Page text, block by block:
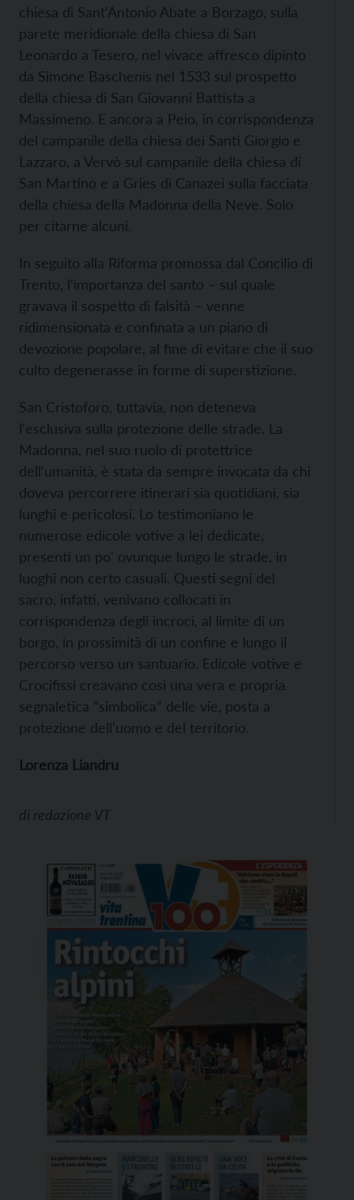
chiesa di Sant'Antonio Abate a Borzago, sulla
parete meridionale della chiesa di San
Leonardo a Tesero, nel vivace affresco dipinto
da Simone Baschenis nel 1533 sul prospetto
della chiesa di San Giovanni Battista a
Massimeno. E ancora a Peio, in corrispondenza
del campanile della chiesa dei Santi Giorgio e
Lazzaro, a Vervò sul campanile della chiesa di
San Martino e a Gries di Canazei sulla facciata
della chiesa della Madonna della Neve. Solo
per citarne alcuni.
In seguito alla Riforma promossa dal Concilio di
Trento, l'importanza del santo – sul quale
gravava il sospetto di falsità – venne
ridimensionata e confinata a un piano di
devozione popolare, al fine di evitare che il suo
culto degenerasse in forme di superstizione.
San Cristoforo, tuttavia, non deteneva
l'esclusiva sulla protezione delle strade. La
Madonna, nel suo ruolo di protettrice
dell'umanità, è stata da sempre invocata da chi
doveva percorrere itinerari sia quotidiani, sia
lunghi e pericolosi. Lo testimoniano le
numerose edicole votive a lei dedicate,
presenti un po' ovunque lungo le strade, in
luoghi non certo casuali. Questi segni del
sacro, infatti, venivano collocati in
corrispondenza degli incroci, al limite di un
borgo, in prossimità di un confine e lungo il
percorso verso un santuario. Edicole votive e
Crocifissi creavano così una vera e propria
segnaletica “simbolica” delle vie, posta a
protezione dell'uomo e del territorio.
Lorenza Liandru
di redazione VT